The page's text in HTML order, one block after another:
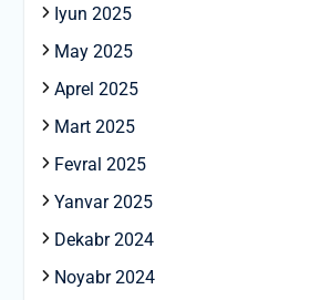
Iyun 2025
May 2025
Aprel 2025
Mart 2025
Fevral 2025
Yanvar 2025
Dekabr 2024
Noyabr 2024